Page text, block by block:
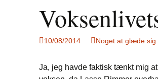
10/08/2014 Noget at glæde sig
Ja, jeg havde faktisk tænkt mig